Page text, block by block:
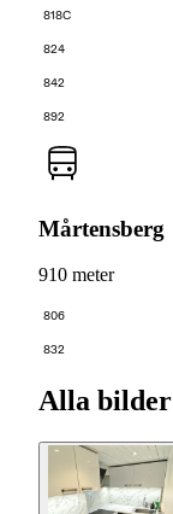
818C
824
842
892
Mårtensberg
910 meter
806
832
Alla bilder